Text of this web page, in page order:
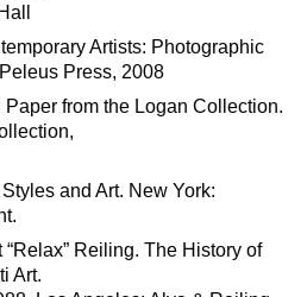
Artists: Photographic
Press, 2008
Paper from the Logan Collection.
and Art. New York:
“Relax” Reiling. The History of
Art.